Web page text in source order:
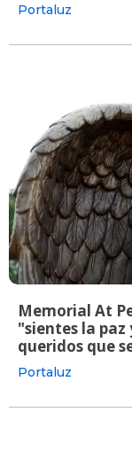
Portaluz
Memorial At
"sientes la paz
queridos que
Portaluz